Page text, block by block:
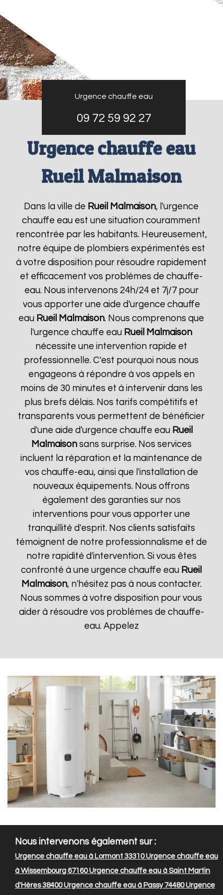
Urgence chauffe eau
09 72 59 92 27
Urgence chauffe eau
Rueil Malmaison
Dans la ville de Rueil Malmaison, l'urgence
chauffe eau est une situation couramment
rencontrée par les habitants. Heureusement,
notre équipe de plombiers expérimentés est
à votre disposition pour résoudre rapidement
et efficacement vos problèmes de chauffe-
eau. Nous intervenons 24h/24 et 7j/7 pour
vous apporter une aide d'urgence chauffe
eau Rueil Malmaison. Nous comprenons que
l'urgence chauffe eau Rueil Malmaison
nécessite une intervention rapide et
professionnelle. C'est pourquoi nous nous
engageons à répondre à vos appels en
moins de 30 minutes et à intervenir dans les
plus brefs délais. Nos tarifs compétitifs et
transparents vous permettent de bénéficier
d'une aide d'urgence chauffe eau Rueil
Malmaisonsans surprise. Nos services
incluent la réparation et la maintenance de
vos chauffe-eau, ainsi que l'installation de
nouveaux équipements. Nous offrons
également des garanties sur nos
interventions pour vous apporter une
tranquillité d'esprit. Nos clients satisfaits
témoignent de notre professionnalisme et de
notre rapidité d'intervention. Si vous êtes
confronté à une urgence chauffe eau Rueil
Malmaison, n'hésitez pas à nous contacter.
Nous sommes à votre disposition pour vous
aider à résoudre vos problèmes de chauffe-
eau. Appelez
Nous intervenons également sur :
Urgence chauffe eau à Lormont 33310Urgence chauffe eau
à Wissembourg 67160Urgence chauffe eau à Saint Martin
d'Hères 38400Urgence chauffe eau à Passy 74480Urgence